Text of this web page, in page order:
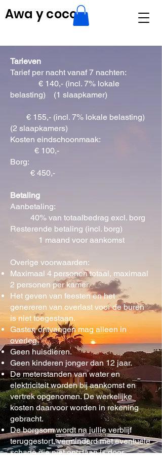
Awa y coco
Tarieven
Tarief per nacht vanaf 7 nachten:
€ 140,- (incl. 7% lokale
belasting) (1 slaapkamer)
€ 155,- (incl. 7% lokale belasting)
(2 slaapkamers)
Kosten eindschoonmaak:
€ 100,-
Borg:
€ 450,-
Betaling
Aanbetaling:
40% van totaalbedrag excl. borg
Resterende betaling (incl. borg)
1 maand voor aankomst
Overige voorwaarden:
Maximaal 4 personen totaal, maximaal
2 personen per kamer.
Het geven van feesten en het
genereren van overlast voor de buren
is niet toegestaan.
Gasten ontvangen mag alleen in
overleg.
Geen huisdieren.
Geen kinderen jonger dan 12 jaar.
De meterstanden van water en
elektriciteit worden bij aankomst en
vertrek opgenomen. De werkelijke
kosten daarvoor worden in rekening
gebracht.
De borgsom wordt na jullie verblijf
teruggestort, verminderd met eventuele
schade die niet ontstaan is door